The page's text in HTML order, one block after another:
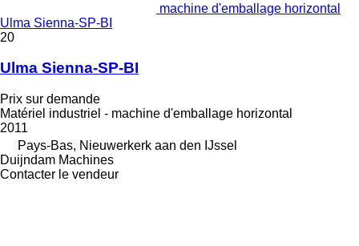
machine d'emballage horizontal
Ulma Sienna-SP-BI
20
Ulma Sienna-SP-BI
Prix sur demande
Matériel industriel - machine d'emballage horizontal
2011
Pays-Bas, Nieuwerkerk aan den IJssel
Duijndam Machines
Contacter le vendeur